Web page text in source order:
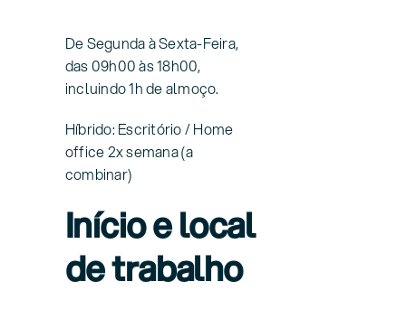
De Segunda à Sexta-Feira,
das 09h00 às 18h00,
incluindo 1h de almoço.
Híbrido: Escritório / Home
office 2x semana (a
combinar)
Início e local
de trabalho